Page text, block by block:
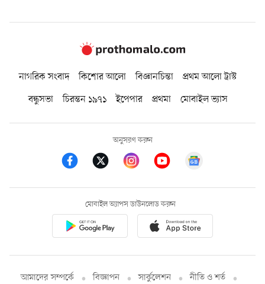
নাগরিক সংবাদ কিশোর আলো বিজ্ঞানচিন্তা
প্রথম আলো ট্রাস্ট
বন্ধুসভা
চিরন্তন ১৯৭১ ইপেপার প্রথমা মোবাইল ভ্যাস
অনুসরণ করুন
মোবাইল অ্যাপস ডাউনলোড করুন
আমাদের সম্পর্কে বিজ্ঞাপন সার্কুলেশন
নীতি ও শর্ত